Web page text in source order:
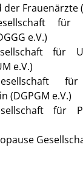
Frauenärzte
für
e.V.)
für
e.V.)
(DGPGM e.V.)
für